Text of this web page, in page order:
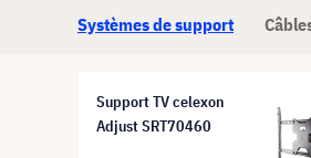
Systèmes de support
Support TV celexon
Adjust SRT70460